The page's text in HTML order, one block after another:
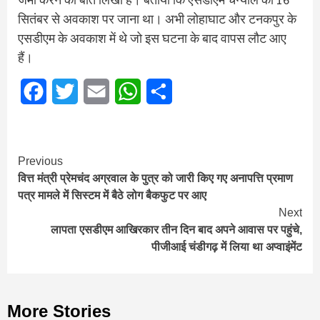
सितंबर से अवकाश पर जाना था। अभी लोहाघाट और टनकपुर के
एसडीएम के अवकाश में थे जो इस घटना के बाद वापस लौट आए
हैं।
FacebookTwitter Email WhatsApp
Continue
Reading
Previous
वित्त मंत्री प्रेमचंद अग्रवाल के पुत्र को जारी किए गए अनापत्ति प्रमाण
पत्र मामले में सिस्टम में बैठे लोग बैकफुट पर आए
Next
लापता एसडीएम आखिरकार तीन दिन बाद अपने आवास पर पहुंचे,
पीजीआई चंडीगढ़ में लिया था अप्वाइंमेंट
More Stories